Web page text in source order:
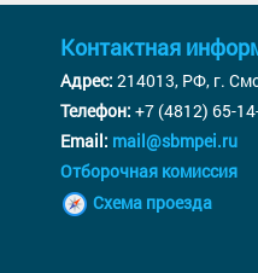
Контактная
Адрес: 214013, РФ, г.
Телефон: +7 (4812) 65-
Email: mail@sbmpei.ru
Отборочная комиссия
Схема проезда